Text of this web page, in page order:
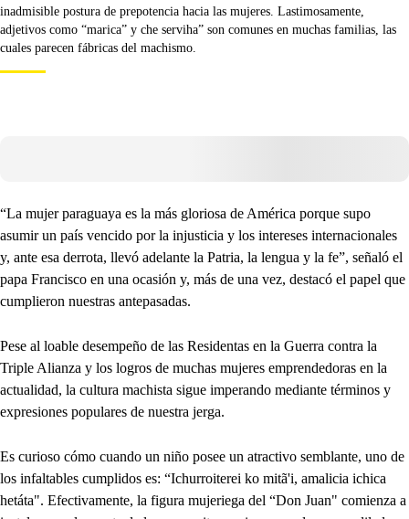
inadmisible postura de prepotencia hacia las mujeres. Lastimosamente,
adjetivos como “marica” y che serviha” son comunes en muchas familias, las
cuales parecen fábricas del machismo.
“La mujer paraguaya es la más gloriosa de América porque supo
asumir un país vencido por la injusticia y los intereses internacionales
y, ante esa derrota, llevó adelante la Patria, la lengua y la fe”, señaló el
papa Francisco en una ocasión y, más de una vez, destacó el papel que
cumplieron nuestras antepasadas.
Pese al loable desempeño de las Residentas en la Guerra contra la
Triple Alianza y los logros de muchas mujeres emprendedoras en la
actualidad, la cultura machista sigue imperando mediante términos y
expresiones populares de nuestra jerga.
Es curioso cómo cuando un niño posee un atractivo semblante, uno de
los infaltables cumplidos es: “Ichurroiterei ko mitã'i, amalicia ichica
hetáta". Efectivamente, la figura mujeriega del “Don Juan" comienza a